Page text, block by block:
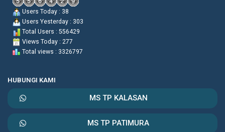
Users Today : 38
Users Yesterday : 303
Total Users : 556429
Views Today : 277
Total views : 3326797
HUBUNGI KAMI
MS TP KALASAN
MS TP PATIMURA